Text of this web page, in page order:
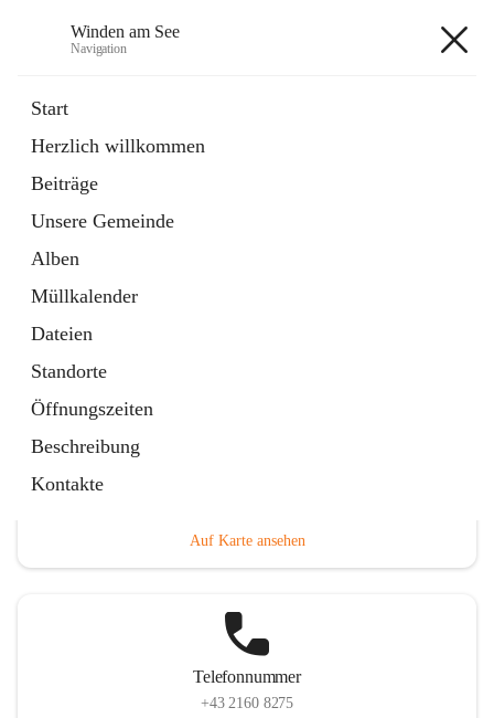
Winden am See
Navigation
Start
Herzlich willkommen
Beiträge
Unsere Gemeinde
Alben
Müllkalender
Dateien
Standorte
Öffnungszeiten
Beschreibung
Kontakte
Externe Webseite
in
Tab
Bebauungsplan
öffnet
in
neuem
Tab
Auf Karte ansehen
Telefonnummer
+43 2160 8275